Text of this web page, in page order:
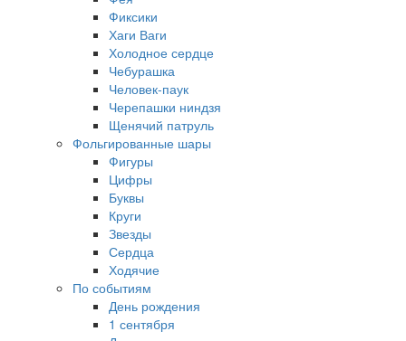
Фиксики
Хаги Ваги
Холодное сердце
Чебурашка
Человек-паук
Черепашки ниндзя
Щенячий патруль
Фольгированные шары
Фигуры
Цифры
Буквы
Круги
Звезды
Сердца
Ходячие
По событиям
День рождения
1 сентября